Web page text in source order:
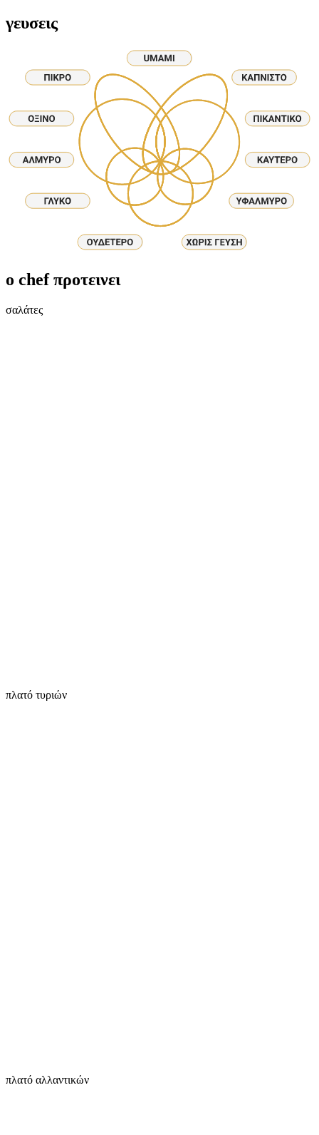
γευσεις
ο chef προτεινει
σαλάτες
πλατό τυριών
πλατό αλλαντικών